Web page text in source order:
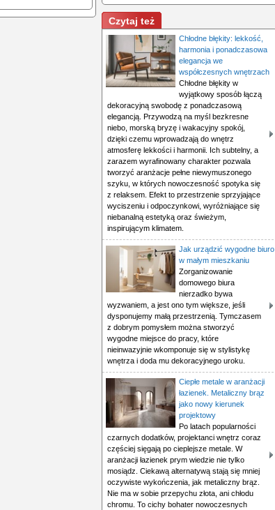
Czytaj też
Chłodne błękity: lekkość,
harmonia i ponadczasowa
elegancja we
współczesnych wnętrzach
Chłodne błękity w
wyjątkowy sposób łączą
dekoracyjną swobodę z ponadczasową
elegancją. Przywodzą na myśl bezkresne
niebo, morską bryzę i wakacyjny spokój,
dzięki czemu wprowadzają do wnętrz
atmosferę lekkości i harmonii. Ich subtelny, a
zarazem wyrafinowany charakter pozwala
tworzyć aranżacje pełne niewymuszonego
szyku, w których nowoczesność spotyka się
z relaksem. Efekt to przestrzenie sprzyjające
wyciszeniu i odpoczynkowi, wyróżniające się
niebanalną estetyką oraz świeżym,
inspirującym klimatem.
Jak urządzić wygodne biuro
w małym mieszkaniu
Zorganizowanie
domowego biura
nierzadko bywa
wyzwaniem, a jest ono tym większe, jeśli
dysponujemy małą przestrzenią. Tymczasem
z dobrym pomysłem można stworzyć
wygodne miejsce do pracy, które
nieinwazyjnie wkomponuje się w stylistykę
wnętrza i doda mu dekoracyjnego uroku.
Ciepłe metale w aranżacji
łazienek. Metaliczny brąz
jako nowy kierunek
projektowy
Po latach popularności
czarnych dodatków, projektanci wnętrz coraz
częściej sięgają po cieplejsze metale. W
aranżacji łazienek prym wiedzie nie tylko
mosiądz. Ciekawą alternatywą stają się mniej
oczywiste wykończenia, jak metaliczny brąz.
Nie ma w sobie przepychu złota, ani chłodu
chromu. To cichy bohater nowoczesnych